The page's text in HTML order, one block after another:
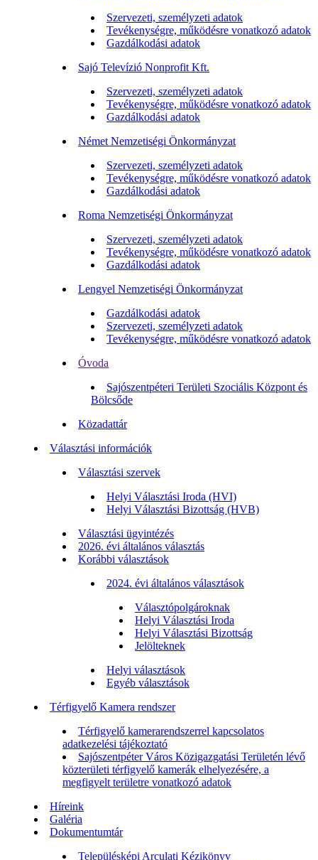
Szervezeti, személyzeti adatok
Tevékenységre, működésre vonatkozó adatok
Gazdálkodási adatok
Sajó Televízió Nonprofit Kft.
Szervezeti, személyzeti adatok
Tevékenységre, működésre vonatkozó adatok
Gazdálkodási adatok
Német Nemzetiségi Önkormányzat
Szervezeti, személyzeti adatok
Tevékenységre, működésre vonatkozó adatok
Gazdálkodási adatok
Roma Nemzetiségi Önkormányzat
Szervezeti, személyzeti adatok
Tevékenységre, működésre vonatkozó adatok
Gazdálkodási adatok
Lengyel Nemzetiségi Önkormányzat
Gazdálkodási adatok
Szervezeti, személyzeti adatok
Tevékenységre, működésre vonatkozó adatok
Óvoda
Sajószentpéteri Területi Szociális Központ és
Bölcsőde
Közadattár
Választási információk
Választási szervek
Helyi Választási Iroda (HVI)
Helyi Választási Bizottság (HVB)
Választási ügyintézés
2026. évi általános választás
Korábbi választások
2024. évi általános választások
Választópolgároknak
Helyi Választási Iroda
Helyi Választási Bizottság
Jelölteknek
Helyi választások
Egyéb választások
Térfigyelő Kamera rendszer
Térfigyelő kamerarendszerrel kapcsolatos
adatkezelési tájékoztató
Sajószentpéter Város Közigazgatási Területén lévő
közterületi térfigyelő kamerák elhelyezésére, a
megfigyelt területre vonatkozó adatok
Híreink
Galéria
Dokumentumtár
Településképi Arculati Kézikönyv